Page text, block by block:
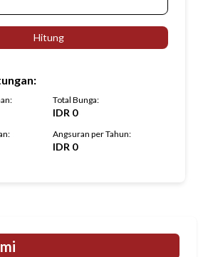
Hitung
:
: Total Bunga:
IDR 0
: Angsuran per Tahun:
IDR 0